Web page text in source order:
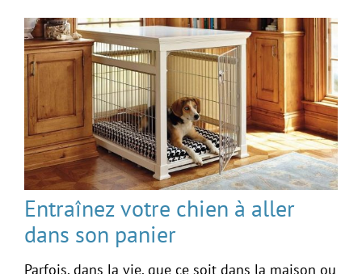
Entraînez votre chien à aller
dans son panier
Parfois, dans la vie, que ce soit dans la maison ou